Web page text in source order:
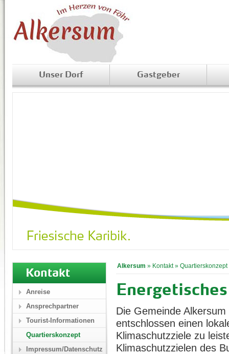
Unser Dorf Gastgeber
Alkersum » Kontakt» Quartierskonzept
Die Gemeinde
entschlossen einen
Klimaschutzziele zu
Klimaschutzzielen des
Kontakt
Anreise
Ansprechpartner
Tourist-Informationen
Quartierskonzept
Impressum/Datenschutz